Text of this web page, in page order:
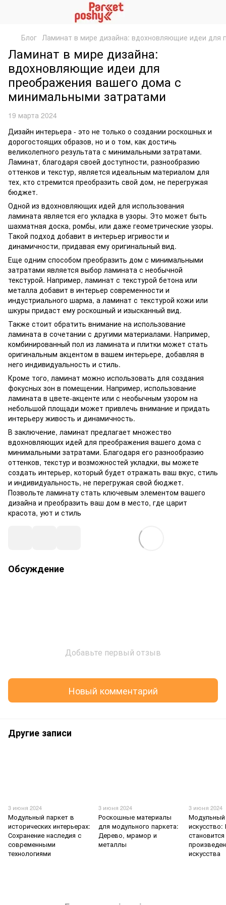
Блог Ламинат в мире дизайна: вдохновляющие идеи
Ламинат в мире дизайна:
вдохновляющие идеи для
преображения вашего дома с
минимальными затратами
19 марта 2024
Дизайн интерьера - это не только о создании роскошных и
дорогостоящих образов, но и о том, как достичь
великолепного результата с минимальными затратами.
Ламинат, благодаря своей доступности, разнообразию
оттенков и текстур, является идеальным материалом для
тех, кто стремится преобразить свой дом, не перегружая
бюджет.
Одной из вдохновляющих идей для использования
ламината является его укладка в узоры. Это может быть
шахматная доска, ромбы, или даже геометрические узоры.
Такой подход добавит в интерьер игривости и
динамичности, придавая ему оригинальный вид.
Еще одним способом преобразить дом с минимальными
затратами является выбор ламината с необычной
текстурой. Например, ламинат с текстурой бетона или
металла добавит в интерьер современности и
индустриального шарма, а ламинат с текстурой кожи или
шкуры придаст ему роскошный и изысканный вид.
Также стоит обратить внимание на использование
ламината в сочетании с другими материалами. Например,
комбинированный пол из ламината и плитки может стать
оригинальным акцентом в вашем интерьере, добавляя в
него индивидуальность и стиль.
Кроме того, ламинат можно использовать для создания
фокусных зон в помещении. Например, использование
ламината в цвете-акценте или с необычным узором на
небольшой площади может привлечь внимание и придать
интерьеру живость и динамичность.
В заключение, ламинат предлагает множество
вдохновляющих идей для преображения вашего дома с
минимальными затратами. Благодаря его разнообразию
оттенков, текстур и возможностей укладки, вы можете
создать интерьер, который будет отражать ваш вкус, стиль
и индивидуальность, не перегружая свой бюджет.
Позвольте ламинату стать ключевым элементом вашего
дизайна и преобразить ваш дом в место, где царит
красота, уют и стиль
Обсуждение
Добавьте первый отзыв
Новый комментарий
Другие записи
3 июня 2024
Модульный паркет в
исторических интерьерах:
Сохранение наследия с
современными
технологиями
3 июня 2024
Роскошные материалы
для модульного паркета:
Дерево, мрамор и
металлы
3 июня 2024
Модульный
становится
искусства